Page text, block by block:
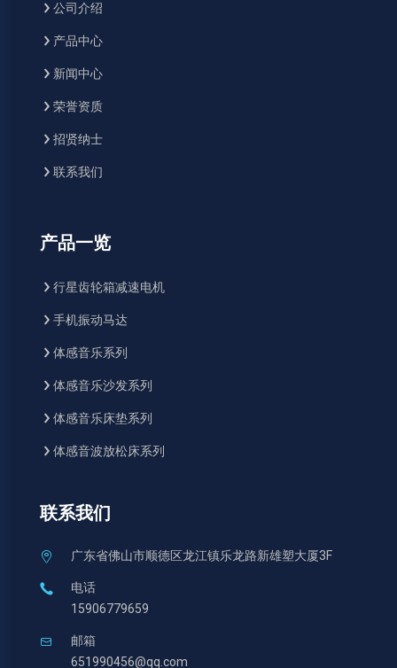
公司介绍
产品中心
新闻中心
荣誉资质
招贤纳士
联系我们
产品一览
行星齿轮箱减速电机
手机振动马达
体感音乐系列
体感音乐沙发系列
体感音乐床垫系列
体感音波放松床系列
联系我们
广东省佛山市顺德区龙江镇乐龙路新雄塑大厦3F
电话
15906779659
邮箱
651990456@qq.com